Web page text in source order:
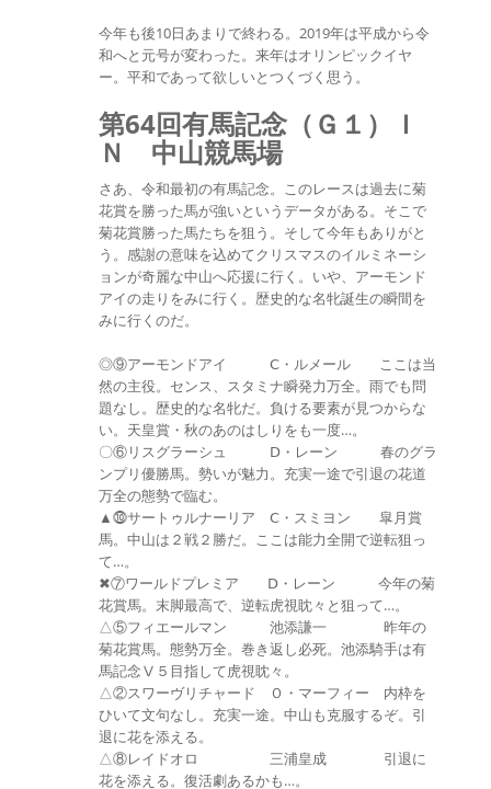
今年も後10日あまりで終わる。2019年は平成から令
和へと元号が変わった。来年はオリンピックイヤ
ー。平和であって欲しいとつくづく思う。
第64回有馬記念（Ｇ１）Ｉ
Ｎ 中山競馬場
さあ、令和最初の有馬記念。このレースは過去に菊
花賞を勝った馬が強いというデータがある。そこで
菊花賞勝った馬たちを狙う。そして今年もありがと
う。感謝の意味を込めてクリスマスのイルミネーシ
ョンが奇麗な中山へ応援に行く。いや、アーモンド
アイの走りをみに行く。歴史的な名牝誕生の瞬間を
みに行くのだ。
◎⑨アーモンドアイ Ⅽ・ルメール ここは当
然の主役。センス、スタミナ瞬発力万全。雨でも問
題なし。歴史的な名牝だ。負ける要素が見つからな
い。天皇賞・秋のあのはしりをも一度…。
〇⑥リスグラーシュ Ⅾ・レーン 春のグラ
ンプリ優勝馬。勢いが魅力。充実一途で引退の花道
万全の態勢で臨む。
▲⓾サートゥルナーリア Ⅽ・スミヨン 皐月賞
馬。中山は２戦２勝だ。ここは能力全開で逆転狙っ
て…。
✖⑦ワールドプレミア Ⅾ・レーン 今年の菊
花賞馬。末脚最高で、逆転虎視眈々と狙って…。
△⑤フィエールマン 池添謙一 昨年の
菊花賞馬。態勢万全。巻き返し必死。池添騎手は有
馬記念Ⅴ５目指して虎視眈々。
△②スワーヴリチャード Ｏ・マーフィー 内枠を
ひいて文句なし。充実一途。中山も克服するぞ。引
退に花を添える。
△⑧レイドオロ 三浦皇成 引退に
花を添える。復活劇あるかも…。